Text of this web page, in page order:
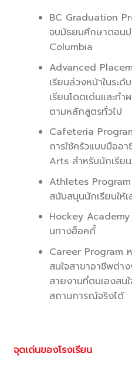
BC Graduation
จบมัธยมศึกษาตอน
Columbia
Advanced
เรียนล่วงหน้าในระ
เรียนโดดเด่นและท
ตามหลักสูตรทั่วไป
Cafeteria
การใช้ครัวแบบมืออ
Arts สำหรับนักเรีย
Athletes Program
สนับสนุนนักเรียนให้
Hockey
นทางฮ็อคกี้
Career Program
สนใจสาขาอาชีพต่า
สายงานที่ตนเองสน
สถานการณ์จริงได้
จุดเด่นของโรงเรียน